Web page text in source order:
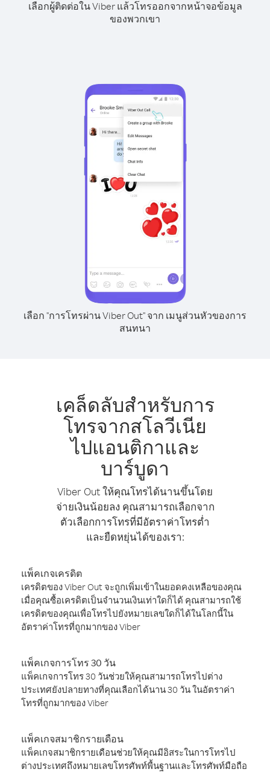
เลือกผู้ติดต่อใน Viber แล้วโทรออกจากหน้าจอข้อมูล
ของพวกเขา
เลือก "การโทรผ่าน Viber Out" จาก เมนูส่วนหัวของการ
สนทนา
เคล็ดลับสำหรับการ
โทรจากสโลวีเนีย
ไปแอนติกาและ
บาร์บูดา
Viber Out ให้คุณโทรได้นานขึ้นโดย
จ่ายเงินน้อยลง คุณสามารถเลือกจาก
ตัวเลือกการโทรที่มีอัตราค่าโทรต่ำ
และยืดหยุ่นได้ของเรา:
แพ็คเกจเครดิต
เครดิตของ Viber Out จะถูกเพิ่มเข้าในยอดคงเหลือของคุณ
เมื่อคุณซื้อเครดิตเป็นจำนวนเงินเท่าใดก็ได้ คุณสามารถใช้
เครดิตของคุณเพื่อโทรไปยังหมายเลขใดก็ได้ในโลกนี้ใน
อัตราค่าโทรที่ถูกมากของ Viber
แพ็คเกจการโทร 30 วัน
แพ็คเกจการโทร 30 วันช่วยให้คุณสามารถโทรไปต่าง
ประเทศยังปลายทางที่คุณเลือกได้นาน 30 วัน ในอัตราค่า
โทรที่ถูกมากของ Viber
แพ็คเกจสมาชิกรายเดือน
แพ็คเกจสมาชิกรายเดือนช่วยให้คุณมีอิสระในการโทรไป
ต่างประเทศถึงหมายเลขโทรศัพท์พื้นฐานและโทรศัพท์มือถือ